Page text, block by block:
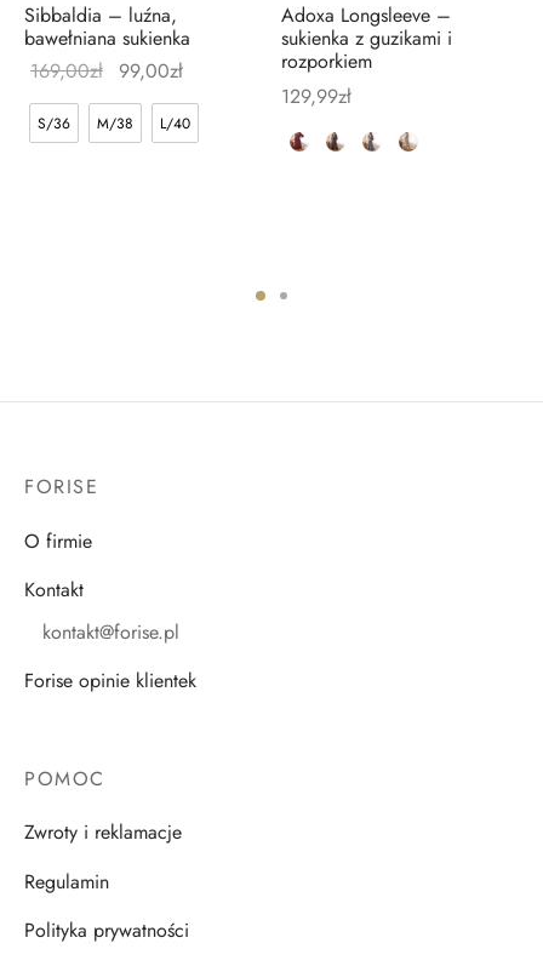
Sibbaldia – luźna,
bawełniana sukienka
169,00zł 99,00zł
S/36 M/38 L/40
Adoxa Longsleeve –
sukienka z guzikami i
rozporkiem
129,99zł
FORISE
O firmie
Kontakt
kontakt@forise.pl
Forise opinie klientek
POMOC
Zwroty i reklamacje
Regulamin
Polityka prywatności